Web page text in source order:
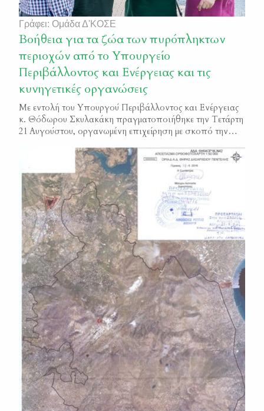
Γράφει: Ομάδα Δ'ΚΟΣΕ
Βοήθεια για τα ζώα των πυρόπληκτων
περιοχών από το Υπουργείο
Περιβάλλοντος και Ενέργειας και τις
κυνηγετικές οργανώσεις
Με εντολή του Υπουργού Περιβάλλοντος και Ενέργειας
κ. Θόδωρου Σκυλακάκη πραγματοποιήθηκε την Τετάρτη
21 Αυγούστου, οργανωμένη επιχείρηση με σκοπό την
θηλαστικά πυρόπληκτων περιοχών της βορειανατολικής
Αττικής. Την επιχείρηση συνέδραμαν η Κυνηγετική
Συνομοσπονδία Ελλάδος, η Κυνηγετική Ομοσπονδία
Στερεάς Ελλάδας, καθώς και κυνηγετικοί σύλλογοι της
Αττικής, της Εύβοιας και της Βοιωτίας. Πιο συγκεκριμένα,
στη δράση […]